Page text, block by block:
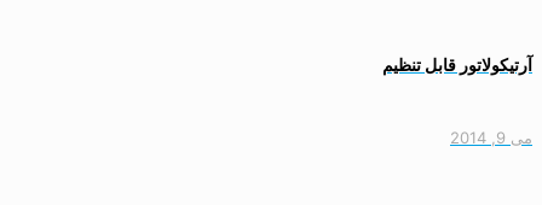
آرتیکولاتور قابل تنظیم
می 9, 2014